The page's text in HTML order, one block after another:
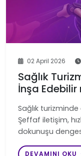
02 April 2026
Sağlık
İnşa Edebilir
Sağlık turizminde
Şeffaf iletişim,
dokunuşu
DEVAMINI OKU